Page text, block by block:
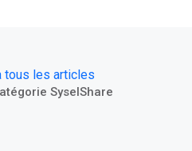
tous les articles
SyselShare